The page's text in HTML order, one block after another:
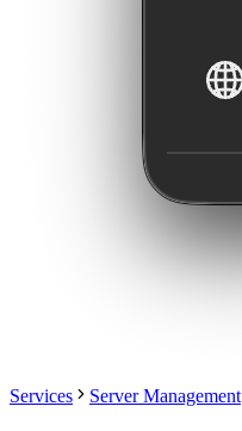
Services Server Management